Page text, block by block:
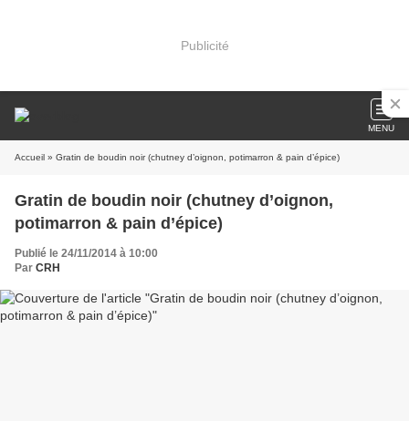
Publicité
MENU
Accueil » Gratin de boudin noir (chutney d’oignon, potimarron & pain d’épice)
Gratin de boudin noir (chutney d’oignon,
potimarron & pain d’épice)
Publié le 24/11/2014 à 10:00
Par CRH